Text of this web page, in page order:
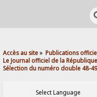
Accès au site» Publications
Le Journal officiel de la
Sélection du numéro double 48-